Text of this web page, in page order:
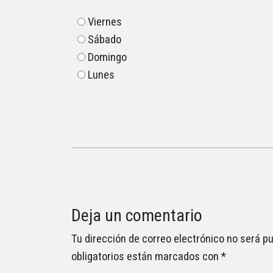
Viernes
Sábado
Domingo
Lunes
Deja un comentario
Tu dirección de correo electrónico no será
obligatorios están marcados con *